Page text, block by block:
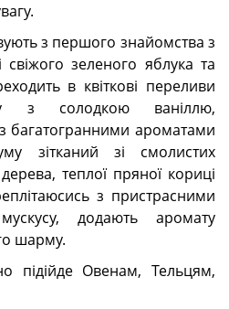
з першого знайомства з
зеленого яблука та
в квіткові переливи
з солодкою ваніллю,
багатогранними ароматами
зітканий зі смолистих
теплої пряної кориці
з пристрасними
додають аромату
шарму.
підійде Овенам, Тельцям,